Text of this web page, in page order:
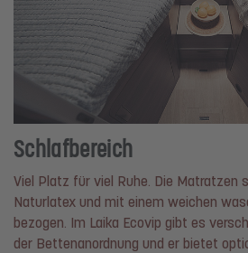
Schlafbereich
Viel Platz für viel Ruhe. Die Matratzen
Naturlatex und mit einem weichen
bezogen. Im Laika Ecovip gibt es
der Bettenanordnung und er bietet